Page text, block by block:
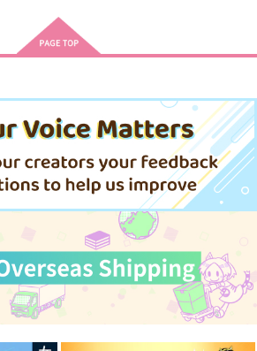
Do what you love
770円（税込）
三井寿×宮城リョータ
作品詳細
Goodbye Again
715円（税込）
五条悟×虎杖悠仁
サンプル
作品詳細
彼の人の話
787
呪術廻戦
サンプル
カート
好きって言ってよ。下
1,572円 （税込）
呪術廻戦
五条悟×虎杖悠仁
サンプル
カート